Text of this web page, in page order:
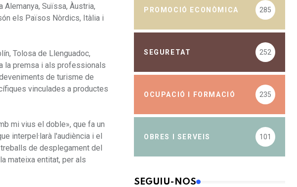
Alemanya, Suïssa, Àustria,
els Països Nòrdics, Itàlia i
Tolosa de Llenguadoc,
la premsa i als professionals
de turisme de
vinculades a productes
mi vius el doble», que fa un
interpel·larà l'audiència i el
de desplegament del
mateixa entitat, per als
PROMOCIÓ ECONÒMICA 285
SEGURETAT 252
OCUPACIÓ I FORMACIÓ 235
OBRES I SERVEIS 101
SEGUIU-NOS